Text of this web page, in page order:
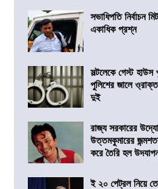
সভাধিপতি নির্বাচন
একাধিক প্রশ্ন
সল্টলেকে গেস্ট
পুলিশের জালে
দুই
রাজ্য সরকারের
উত্তমকুমারের
করে তৈরি হল
ই ২০ পেট্রল নিয়ে